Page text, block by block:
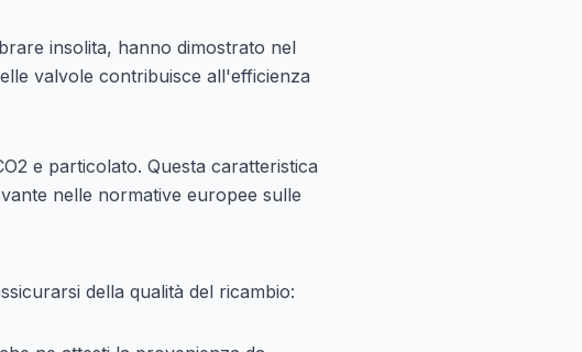
insolita, hanno dimostrato nel
valvole contribuisce all'efficienza
e particolato. Questa caratteristica
nelle normative europee sulle
della qualità del ricambio: